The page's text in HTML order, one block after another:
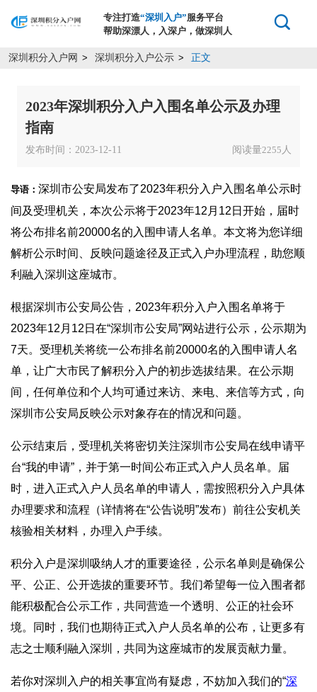
专注打造“深圳入户”服务平台
帮助深漂人，入深户，做深圳人
深圳积分入户网 > 深圳积分入户公示 > 正文
2023年深圳积分入户入围名单公示及办理
指南
发布时间：2023-12-11 阅读量2255 人
导语： 深圳市公安局发布了2023年积分入户入围名单公示时
间及受理机关，本次公示将于2023年12月12日开始，届时
将公布排名前20000名的入围申请人名单。本文将为您详细
解析公示时间、反映问题途径及正式入户办理流程，助您顺
利融入深圳这座城市。
根据深圳市公安局公告，2023年积分入户入围名单将于
2023年12月12日在“深圳市公安局”网站进行公示，公示期为
7天。受理机关将统一公布排名前20000名的入围申请人名
单，让广大市民了解积分入户的初步选拔结果。在公示期
间，任何单位和个人均可通过来访、来电、来信等方式，向
深圳市公安局反映公示对象存在的情况和问题。
公示结束后，受理机关将密切关注深圳市公安局在线申请平
台“我的申请”，并于第一时间公布正式入户人员名单。届
时，进入正式入户人员名单的申请人，需按照积分入户具体
办理要求和流程（详情将在“公告说明”发布）前往公安机关
核验相关材料，办理入户手续。
积分入户是深圳吸纳人才的重要途径，公示名单则是确保公
平、公正、公开选拔的重要环节。我们希望每一位入围者都
能积极配合公示工作，共同营造一个透明、公正的社会环
境。同时，我们也期待正式入户人员名单的公布，让更多有
志之士顺利融入深圳，共同为这座城市的发展贡献力量。
若你对深圳入户的相关事宜尚有疑虑，不妨加入我们的“深